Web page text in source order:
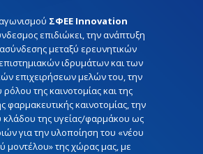
ΣΦΕΕ Innovation
επιδιώκει, την ανάπτυξη
μεταξύ ερευνητικών
ιδρυμάτων και των
επιχειρήσεων μελών του, την
της καινοτομίας και της
φαρμακευτικής καινοτομίας, την
κλάδου της υγείας/φαρμάκου ως
για την υλοποίηση του «νέου
μοντέλου» της χώρας μας, με